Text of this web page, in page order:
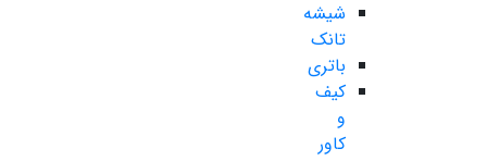
شیشه
تانک
باتری
کیف
و
کاور